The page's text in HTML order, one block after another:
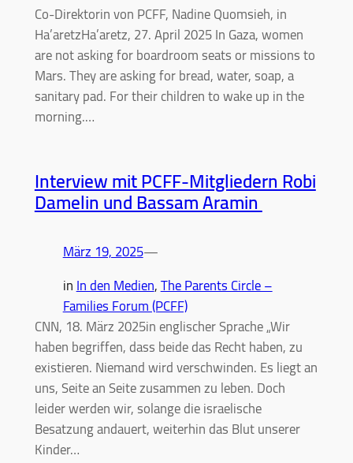
Co-Direktorin von PCFF, Nadine Quomsieh, in
Ha’aretzHa’aretz, 27. April 2025 In Gaza, women
are not asking for boardroom seats or missions to
Mars. They are asking for bread, water, soap, a
sanitary pad. For their children to wake up in the
morning.…
Interview mit PCFF-Mitgliedern Robi
Damelin und Bassam Aramin
März 19, 2025—
inIn den Medien, The Parents Circle –
Families Forum (PCFF)
CNN, 18. März 2025in englischer Sprache „Wir
haben begriffen, dass beide das Recht haben, zu
existieren. Niemand wird verschwinden. Es liegt an
uns, Seite an Seite zusammen zu leben. Doch
leider werden wir, solange die israelische
Besatzung andauert, weiterhin das Blut unserer
Kinder…